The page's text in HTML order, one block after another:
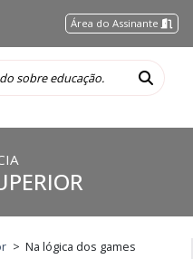
Área do Assinante
> Na lógica dos games